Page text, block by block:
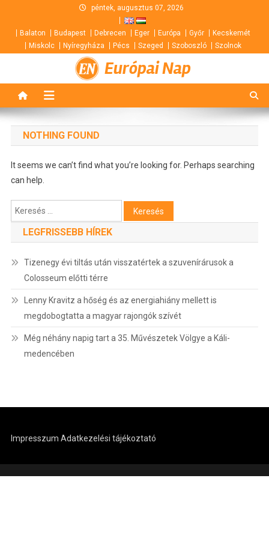
content
péntek, augusztus 07, 2026
Balaton Budapest Debrecen Eger Európa Győr
Kecskemét
Miskolc
Nyíregyháza Pécs Szeged Szoboszló Szolnok
Európai Nap
NOTHING FOUND
It seems we can’t find what you’re looking for. Perhaps searching
can help.
Keresés:
LEGFRISSEBB HÍREK
Tizenegy évi tiltás után visszatértek a szuvenírárusok a
Colosseum előtti térre
Lenny Kravitz a hőség és az energiahiány mellett is
megdobogtatta a magyar rajongók szívét
Még néhány napig tart a 35. Művészetek Völgye a Káli-
medencében
Impresszum Adatkezelési tájékoztató